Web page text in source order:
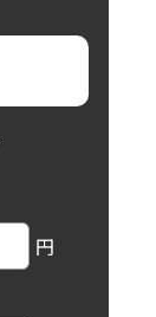
円